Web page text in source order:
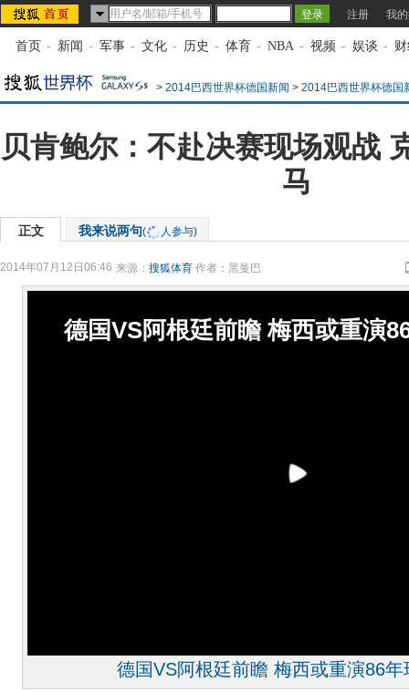
注册 我
首页 - 新闻 - 军事 - 文化 - 历史 - 体育 - NBA - 视频 - 娱谈 -
> 2014巴西世界杯德国新闻 > 2014巴西世界杯德国
贝肯鲍尔：不赴决赛现场观战
马
正文 我来说两句( 人参与)
2014年07月12日06:46 来源： 搜狐体育 作者：黑曼巴
德国VS阿根廷前瞻 梅西或重演
德国VS阿根廷前瞻 梅西或重演86年